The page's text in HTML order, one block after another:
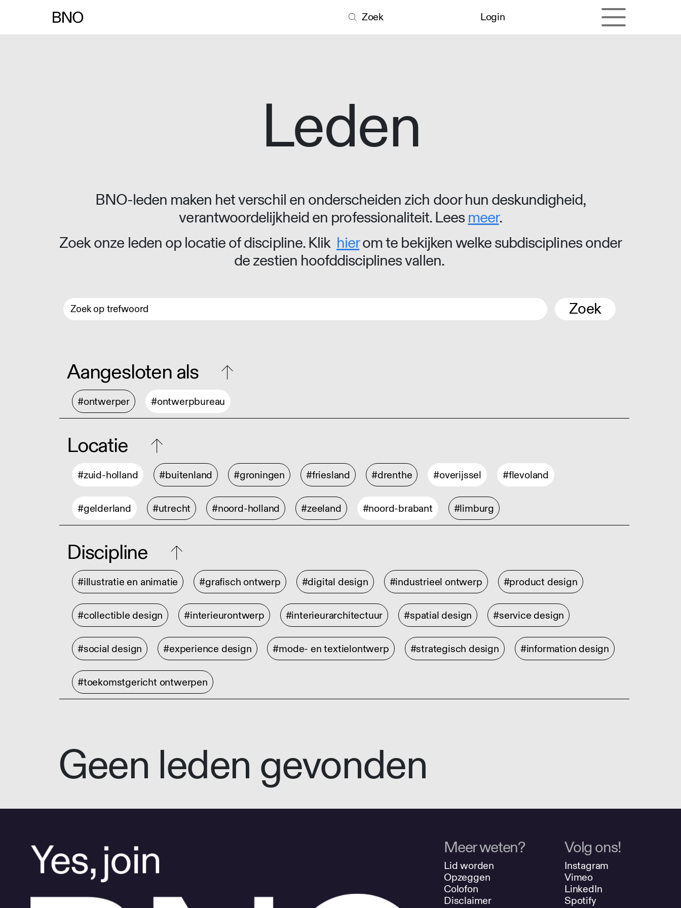
Zoek Login
Leden
BNO-leden maken het verschil en onderscheiden zich door hun deskundigheid,
verantwoordelijkheid en professionaliteit. Leesmeer.
Zoek onze leden op locatie of discipline. Klik hierom te bekijken welke subdisciplines onder
de zestien hoofddisciplines vallen.
Zoek
Aangesloten als
#ontwerper #ontwerpbureau
Locatie
#zuid-holland #buitenland #groningen #friesland #drenthe #overijssel #flevoland
#gelderland #utrecht #noord-holland #zeeland #noord-brabant #limburg
Discipline
#illustratie en animatie #grafisch ontwerp #digital design #industrieel ontwerp #product design
#collectible design #interieurontwerp #interieurarchitectuur #spatial design #service design
#social design #experience design #mode- en textielontwerp #strategisch design #information design
#toekomstgericht ontwerpen
Geen leden gevonden
Meer weten?
Lid worden
Opzeggen
Colofon
Disclaimer
Volg ons!
Instagram
Vimeo
LinkedIn
Spotify